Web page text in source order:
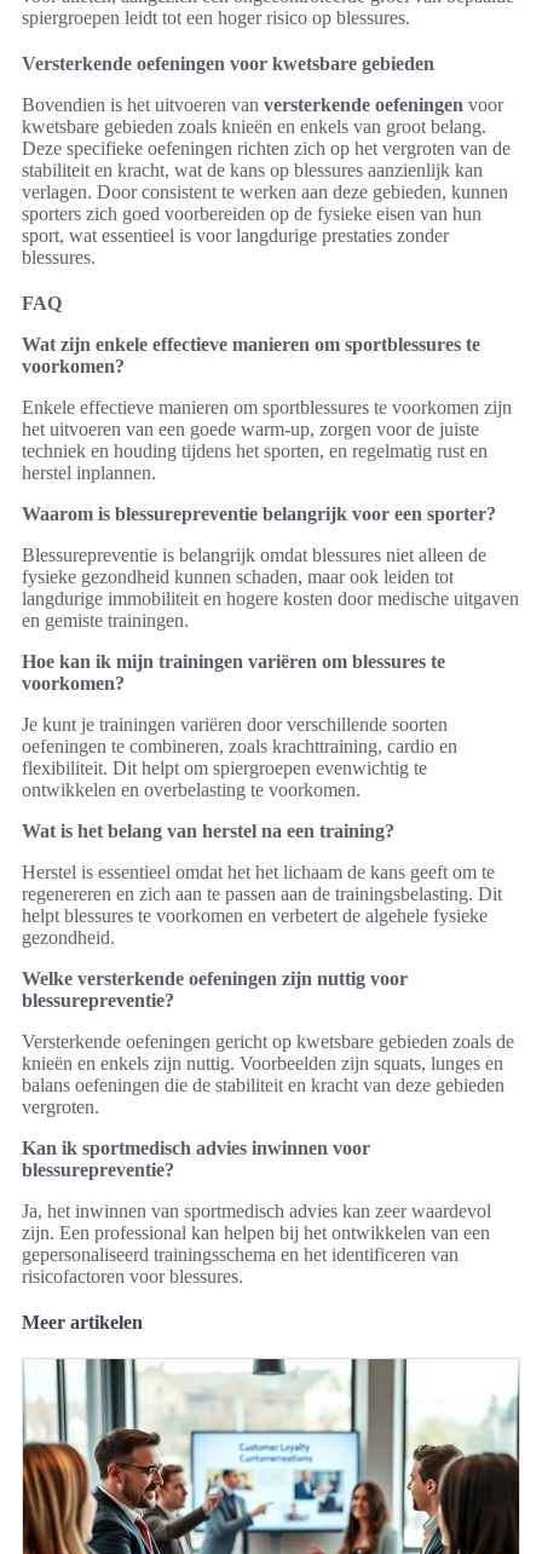
spiergroepen leidt tot een hoger risico op blessures.
Versterkende oefeningen voor kwetsbare gebieden
Bovendien is het uitvoeren van versterkende oefeningen voor
kwetsbare gebieden zoals knieën en enkels van groot belang.
Deze specifieke oefeningen richten zich op het vergroten van de
stabiliteit en kracht, wat de kans op blessures aanzienlijk kan
verlagen. Door consistent te werken aan deze gebieden, kunnen
sporters zich goed voorbereiden op de fysieke eisen van hun
sport, wat essentieel is voor langdurige prestaties zonder
blessures.
FAQ
Wat zijn enkele effectieve manieren om sportblessures te
voorkomen?
Enkele effectieve manieren om sportblessures te voorkomen zijn
het uitvoeren van een goede warm-up, zorgen voor de juiste
techniek en houding tijdens het sporten, en regelmatig rust en
herstel inplannen.
Waarom is blessurepreventie belangrijk voor een sporter?
Blessurepreventie is belangrijk omdat blessures niet alleen de
fysieke gezondheid kunnen schaden, maar ook leiden tot
langdurige immobiliteit en hogere kosten door medische uitgaven
en gemiste trainingen.
Hoe kan ik mijn trainingen variëren om blessures te
voorkomen?
Je kunt je trainingen variëren door verschillende soorten
oefeningen te combineren, zoals krachttraining, cardio en
flexibiliteit. Dit helpt om spiergroepen evenwichtig te
ontwikkelen en overbelasting te voorkomen.
Wat is het belang van herstel na een training?
Herstel is essentieel omdat het het lichaam de kans geeft om te
regenereren en zich aan te passen aan de trainingsbelasting. Dit
helpt blessures te voorkomen en verbetert de algehele fysieke
gezondheid.
Welke versterkende oefeningen zijn nuttig voor
blessurepreventie?
Versterkende oefeningen gericht op kwetsbare gebieden zoals de
knieën en enkels zijn nuttig. Voorbeelden zijn squats, lunges en
balans oefeningen die de stabiliteit en kracht van deze gebieden
vergroten.
Kan ik sportmedisch advies inwinnen voor
blessurepreventie?
Ja, het inwinnen van sportmedisch advies kan zeer waardevol
zijn. Een professional kan helpen bij het ontwikkelen van een
gepersonaliseerd trainingsschema en het identificeren van
risicofactoren voor blessures.
Meer artikelen